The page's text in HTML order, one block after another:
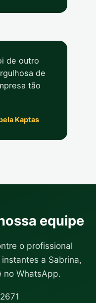
de outro
de
tão
Kaptas
equipe
o profissional
a Sabrina,
no WhatsApp.